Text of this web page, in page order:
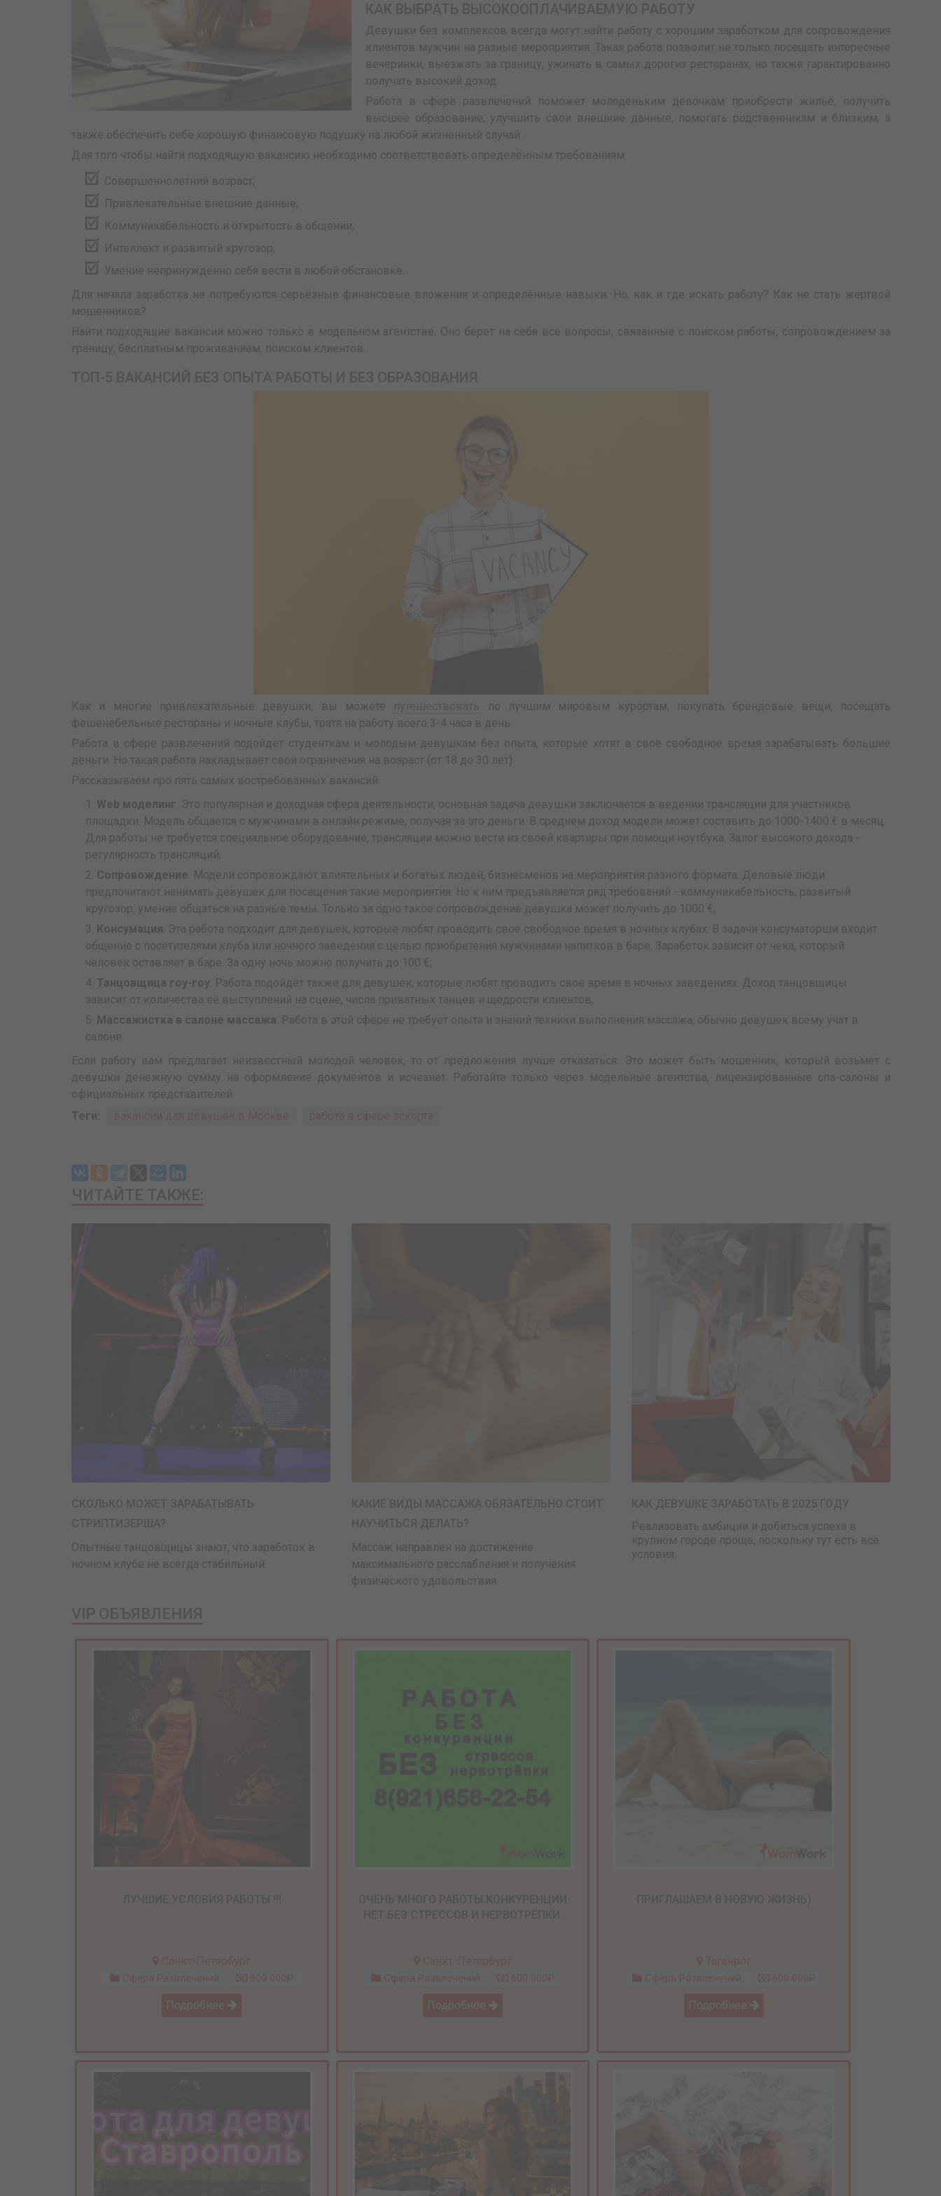
Девушки без комплексов всегда могут найти работу с хорошим заработком для сопровождения
клиентов мужчин на разные мероприятия. Такая работа позволит не только посещать интересные
вечеринки, выезжать за границу, ужинать в самых дорогих ресторанах, но также гарантированно
получать высокий доход.
Работа в сфере развлечений поможет молоденьким девочкам приобрести жильё, получить
высшее образование, улучшить свои внешние данные, помогать родственникам и близким, а
также обеспечить себе хорошую финансовую подушку на любой жизненный случай.
Для того чтобы найти подходящую вакансию необходимо соответствовать определённым требованиям:
Совершеннолетний возраст;
Привлекательные внешние данные;
Коммуникабельность и открытость в общении;
Интеллект и развитый кругозор;
Умение непринуждённо себя вести в любой обстановке.
Для начала заработка не потребуются серьёзные финансовые вложения и определённые навыки. Но, как и где искать работу? Как не стать жертвой
мошенников?
Найти подходящие вакансии можно только в модельном агентстве. Оно берет на себя все вопросы, связанные с поиском работы, сопровождением за
границу, бесплатным проживанием, поиском клиентов.
Как и многие привлекательные девушки, вы можете
по лучшим мировым курортам, покупать брендовые вещи, посещать
фешенебельные рестораны и ночные клубы, тратя на работу всего 3-4 часа в день.
Работа в сфере развлечений подойдёт студенткам и молодым девушкам без опыта, которые хотят в свое свободное время зарабатывать большие
деньги. Но такая работа накладывает свои ограничения на возраст (от 18 до 30 лет).
Рассказываем про пять самых востребованных вакансий:
Web моделинг. Это популярная и доходная сфера деятельности, основная задача девушки заключается в ведении трансляции для участников
площадки. Модель общается с мужчинами в онлайн режиме, получая за это деньги. В среднем доход модели может составить до 1000-1400 € в месяц.
Для работы не требуется специальное оборудование, трансляции можно вести из своей квартиры при помощи ноутбука. Залог высокого дохода -
регулярность трансляций;
Cопровождение. Модели сопровождают влиятельных и богатых людей, бизнесменов на мероприятия разного формата. Деловые люди
предпочитают нанимать девушек для посещения такие мероприятия. Но к ним предъявляется ряд требований - коммуникабельность, развитый
кругозор, умение общаться на разные темы. Только за одно такое сопровождение девушка может получить до 1000 €;
Консумация. Эта работа подходит для девушек, которые любят проводить свое свободное время в ночных клубах. В задачи консуматорши входит
общение с посетителями клуба или ночного заведения с целью приобретения мужчинами напитков в баре. Заработок зависит от чека, который
человек оставляет в баре. За одну ночь можно получить до 100 €;
Танцовщица гоу-гоу. Работа подойдёт также для девушек, которые любят проводить свое время в ночных заведениях. Доход танцовщицы
зависит от количества её выступлений на сцене, числа приватных танцев и щедрости клиентов;
Массажистка в салоне массажа. Работа в этой сфере не требует опыта и знаний техники выполнения массажа, обычно девушек всему учат в
салоне.
Если работу вам предлагает неизвестный молодой человек, то от предложения лучше отказаться. Это может быть мошенник, который возьмет с
девушки денежную сумму на оформление документов и исчезнет. Работайте только через модельные агентства, лицензированные спа-салоны и
официальных представителей.
Теги:
вакансии для девушек в Москве работа в сфере эскорта
Опытные танцовщицы знают, что заработок в
ночном клубе не всегда стабильный.
Массаж направлен на достижение
максимального расслабления и получения
физического удовольствия.
Реализовать амбиции и добиться успеха в
крупном городе проще, поскольку тут есть все
условия.
Сфера Развлечений 800 000₽
Подробнее
Сфера Развлечений 600 000₽
Подробнее
Сфера Развлечений 600 000₽
Подробнее